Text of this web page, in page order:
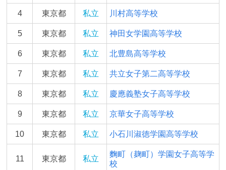
4 東京都 私立 川村高等学校
5 東京都 私立 神田女学園高等学校
6 東京都 私立 北豊島高等学校
7 東京都 私立 共立女子第二高等学校
8 東京都 私立 慶應義塾女子高等学校
9 東京都 私立 京華女子高等学校
10 東京都 私立 小石川淑徳学園高等学校
11 東京都 私立
麴町（麹町）学園女子高等学
校